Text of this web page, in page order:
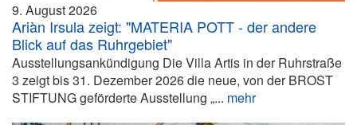
9. August 2026
Ariàn Irsula zeigt: "MATERIA POTT - der andere
Blick auf das Ruhrgebiet"
Ausstellungsankündigung Die Villa Artis in der Ruhrstraße
3 zeigt bis 31. Dezember 2026 die neue, von der BROST
STIFTUNG geförderte Ausstellung „... mehr